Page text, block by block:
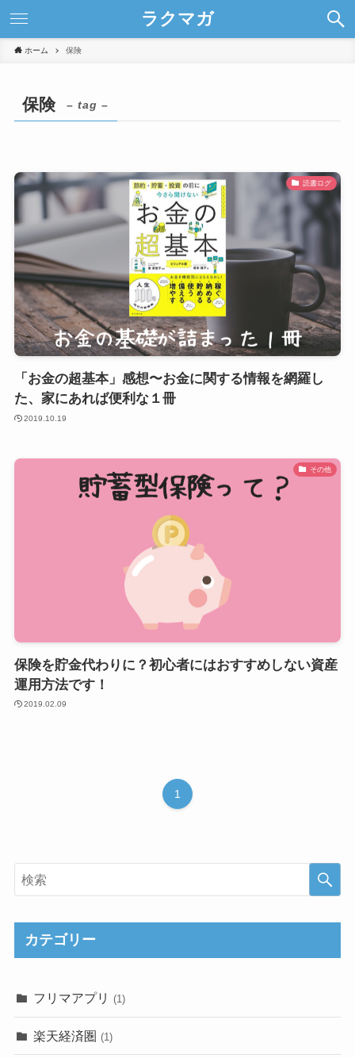
ラクマガ
ホーム 保険
保険 – tag –
読書ログ
「お金の超基本」感想〜お金に関する情報を網羅し
た、家にあれば便利な１冊
2019.10.19
その他
保険を貯金代わりに？初心者にはおすすめしない資産
運用方法です！
2019.02.09
1
カテゴリー
フリマアプリ (1)
楽天経済圏 (1)